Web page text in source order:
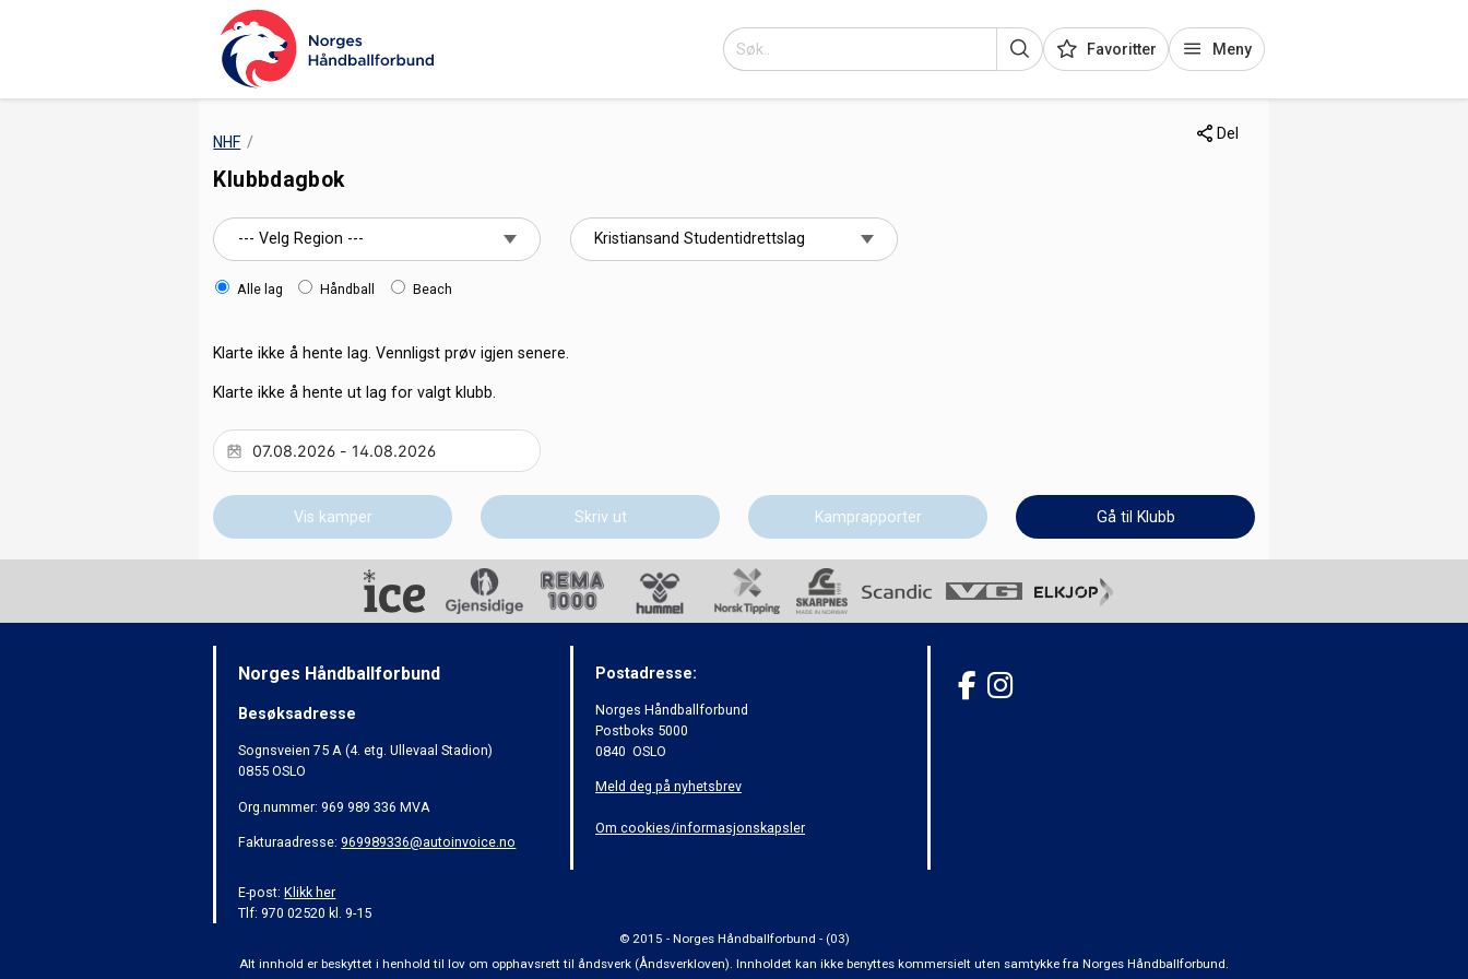
Favoritter Meny
NHF Del
Klubbdagbok
Alle lag Håndball Beach
Klarte ikke å hente lag. Vennligst prøv igjen senere.
Klarte ikke å hente ut lag for valgt klubb.
Vis kamper Skriv ut Kamprapporter Gå til Klubb
Norges Håndballforbund
Besøksadresse
Sognsveien 75 A (4. etg. Ullevaal Stadion)
0855 OSLO
Org.nummer: 969 989 336 MVA
Fakturaadresse:969989336@autoinvoice.no
E-post:Klikk her
Tlf: 970 02520 kl. 9-15
Postadresse:
Norges Håndballforbund
Postboks 5000
0840 OSLO
Meld deg på nyhetsbrev
Om cookies/informasjonskapsler
© 2015 - Norges Håndballforbund - (03)
Alt innhold er beskyttet i henhold til lov om opphavsrett til åndsverk (Åndsverkloven). Innholdet kan ikke benyttes kommersielt uten samtykke fra Norges Håndballforbund.